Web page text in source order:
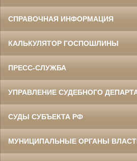
СПРАВОЧНАЯ ИНФОРМАЦИЯ
КАЛЬКУЛЯТОР ГОСПОШЛИНЫ
ПРЕСС-СЛУЖБА
УПРАВЛЕНИЕ СУДЕБНОГО
СУДЫ СУБЪЕКТА РФ
МУНИЦИПАЛЬНЫЕ ОРГАНЫ